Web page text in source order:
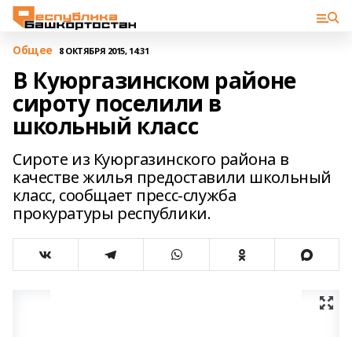
Общее 8 ОКТЯБРЯ 2015, 14:31
В Куюргазинском районе
сироту поселили в
школьный класс
Сироте из Куюргазинского района в
качестве жилья предоставили школьный
класс, сообщает пресс-служба
прокуратуры республики.